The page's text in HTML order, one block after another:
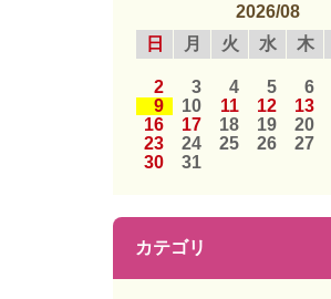
2026/08
日
月 火 水 木
2
3 4 5 6
9
10 11 12 13
16
17 18 19 20
23
24 25 26 27
30
31
カテゴリ